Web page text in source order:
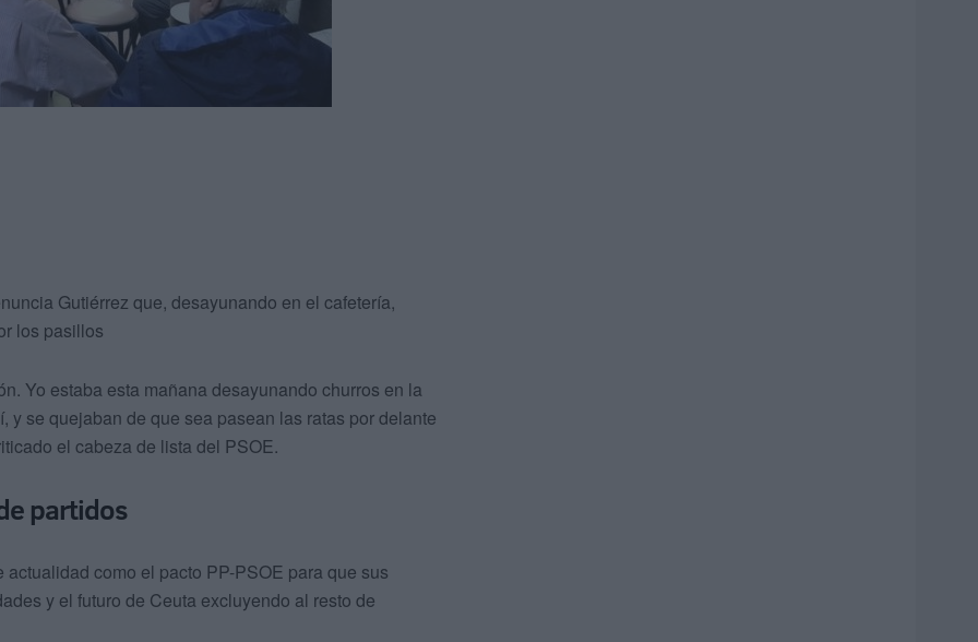
Gutiérrez que, desayunando en el cafetería,
los pasillos
Yo estaba esta mañana desayunando churros en la
se quejaban de que sea pasean las ratas por delante
el cabeza de lista del PSOE.
partidos
como el pacto PP-PSOE para que sus
y el futuro de Ceuta excluyendo al resto de